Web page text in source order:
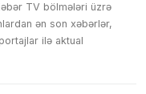
TV bölmələri üzrə
ən son xəbərlər,
ilə aktual